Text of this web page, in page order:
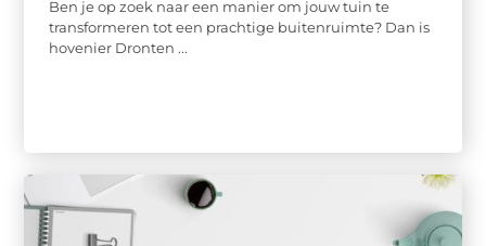
Ben je op zoek naar een manier om jouw tuin te
transformeren tot een prachtige buitenruimte? Dan is
hovenier Dronten ...